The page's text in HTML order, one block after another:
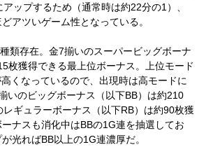
ップするため（通常時は約22分の1）、
アツいゲーム性となっている。
類存在。金7揃いのスーパービッグボーナ
枚獲得できる最上位ボーナス。上位モード
くなっているので、出現時は高モードに
いのビッグボーナス（以下BB）は約210
ギュラーボーナス（以下RB）は約90枚獲
ナスも消化中はBBの1G連を抽選してお
光ればBB以上の1G連濃厚だ。